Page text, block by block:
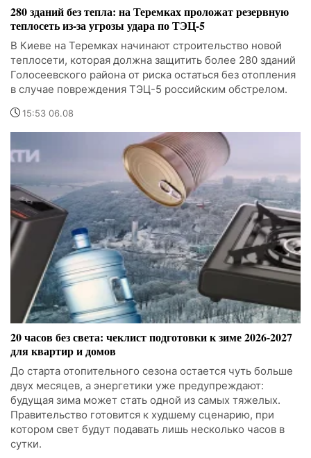
280 зданий без тепла: на Теремках проложат резервную
теплосеть из-за угрозы удара по ТЭЦ-5
В Киеве на Теремках начинают строительство новой
теплосети, которая должна защитить более 280 зданий
Голосеевского района от риска остаться без отопления
в случае повреждения ТЭЦ-5 российским обстрелом.
15:53 06.08
20 часов без света: чеклист подготовки к зиме 2026-2027
для квартир и домов
До старта отопительного сезона остается чуть больше
двух месяцев, а энергетики уже предупреждают:
будущая зима может стать одной из самых тяжелых.
Правительство готовится к худшему сценарию, при
котором свет будут подавать лишь несколько часов в
сутки.